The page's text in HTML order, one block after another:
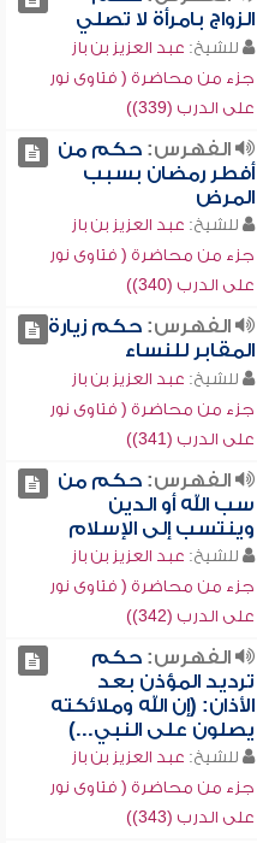
الزواج بامرأة لا تصلي
للشيخ: عبد العزيز بن باز
جزء من محاضرة ( فتاوى نور
على الدرب (339))
الفهرس:حكم من
أفطر رمضان بسبب
المرض
للشيخ: عبد العزيز بن باز
جزء من محاضرة ( فتاوى نور
على الدرب (340))
الفهرس:حكم زيارة
المقابر للنساء
للشيخ: عبد العزيز بن باز
جزء من محاضرة ( فتاوى نور
على الدرب (341))
الفهرس:حكم من
سب الله أو الدين
وينتسب إلى الإسلام
للشيخ: عبد العزيز بن باز
جزء من محاضرة ( فتاوى نور
على الدرب (342))
الفهرس:حكم
ترديد المؤذن بعد
الأذان: (إن الله وملائكته
يصلون على النبي...)
للشيخ: عبد العزيز بن باز
جزء من محاضرة ( فتاوى نور
على الدرب (343))